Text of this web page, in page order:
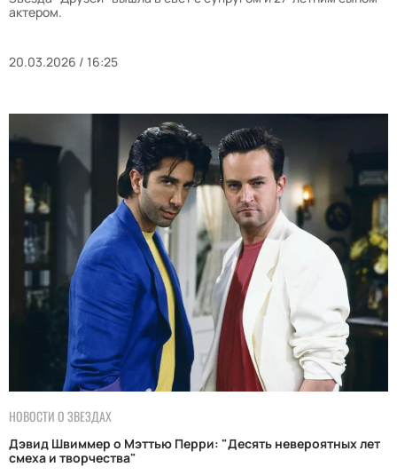
актером.
20.03.2026 / 16:25
НОВОСТИ О ЗВЕЗДАХ
Дэвид Швиммер о Мэттью Перри: "Десять невероятных лет
смеха и творчества"